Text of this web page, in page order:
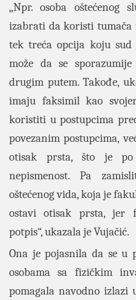
„Npr. osoba oštećenog
izabrati da koristi tumača
tek treća opcija koju
može da se
drugim putem. Takođe,
imaju faksimil kao
koristiti u postupcima
povezanim postupcima,
otisak prsta, što je po
nepismenost. Pa
oštećenog vida, koja je
ostavi otisak prsta, jer
potpis“, ukazala je Vujačić.
Ona je pojasnila da se u
osobama sa fizičkim
pomagala navodno izlazi